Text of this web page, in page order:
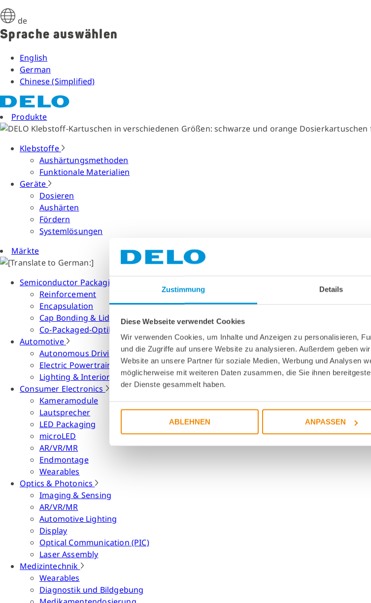
Zustimmung Details
Diese Webseite verwendet Cookies
Wir verwenden Cookies, um Inhalte und Anzeigen zu personalisieren,
und die Zugriffe auf unsere Website zu analysieren. Außerdem geben
Website an unsere Partner für soziale Medien, Werbung und Analysen
möglicherweise mit weiteren Daten zusammen, die Sie ihnen
der Dienste gesammelt haben.
ABLEHNEN ANPASSEN
de
Sprache auswählen
English
German
Chinese (Simplified)
Produkte
Klebstoffe
Aushärtungsmethoden
Funktionale Materialien
Geräte
Dosieren
Aushärten
Fördern
Systemlösungen
Märkte
Semiconductor Packaging
Reinforcement
Encapsulation
Cap Bonding & Lid Attach
Co-Packaged-Optiken
Automotive
Autonomous Driving
Electric Powertrain
Lighting & Interior
Consumer Electronics
Kameramodule
Lautsprecher
LED Packaging
microLED
AR/VR/MR
Endmontage
Wearables
Optics & Photonics
Imaging & Sensing
AR/VR/MR
Automotive Lighting
Display
Optical Communication (PIC)
Laser Assembly
Medizintechnik
Wearables
Diagnostik und Bildgebung